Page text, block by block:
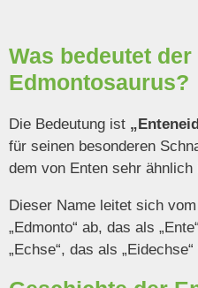
Was bedeutet der
Edmontosaurus?
Die Bedeutung ist
für seinen besonderen
dem von Enten sehr ähnlich
Dieser Name leitet sich
„Edmonto“ ab, das als
„Echse“, das als